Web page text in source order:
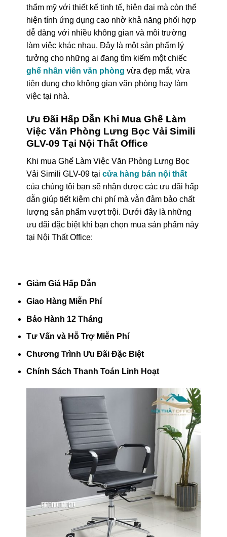
thẩm mỹ với thiết kế tinh tế, hiện đại mà còn thể
hiện tính ứng dụng cao nhờ khả năng phối hợp
dễ dàng với nhiều không gian và môi trường
làm việc khác nhau. Đây là một sản phẩm lý
tưởng cho những ai đang tìm kiếm một chiếc
ghế nhân viên văn phòng vừa đẹp mắt, vừa
tiện dụng cho không gian văn phòng hay làm
việc tại nhà.
Ưu Đãi Hấp Dẫn Khi Mua Ghế Làm
Việc Văn Phòng Lưng Bọc Vải Simili
GLV-09 Tại Nội Thất Office
Khi mua Ghế Làm Việc Văn Phòng Lưng Bọc
Vải Simili GLV-09 tại cửa hàng bán nội thất
của chúng tôi bạn sẽ nhận được các ưu đãi hấp
dẫn giúp tiết kiệm chi phí mà vẫn đảm bảo chất
lượng sản phẩm vượt trội. Dưới đây là những
ưu đãi đặc biệt khi bạn chọn mua sản phẩm này
tại Nội Thất Office:
Giảm Giá Hấp Dẫn
Giao Hàng Miễn Phí
Bảo Hành 12 Tháng
Tư Vấn và Hỗ Trợ Miễn Phí
Chương Trình Ưu Đãi Đặc Biệt
Chính Sách Thanh Toán Linh Hoạt